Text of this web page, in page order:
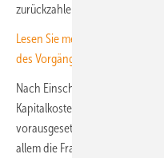
zurückzahlen.
Lesen Sie mehr zum
des Vorgängermodells
Nach Einschätzung vieler
Kapitalkosten deutlich senken
vorausgesetzt, die
allem die Frage, wie